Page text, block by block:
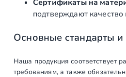
м
Сертификаты на
подтверждают
Основные стандарты и
Наша продукция соответствует
требованиям, а также